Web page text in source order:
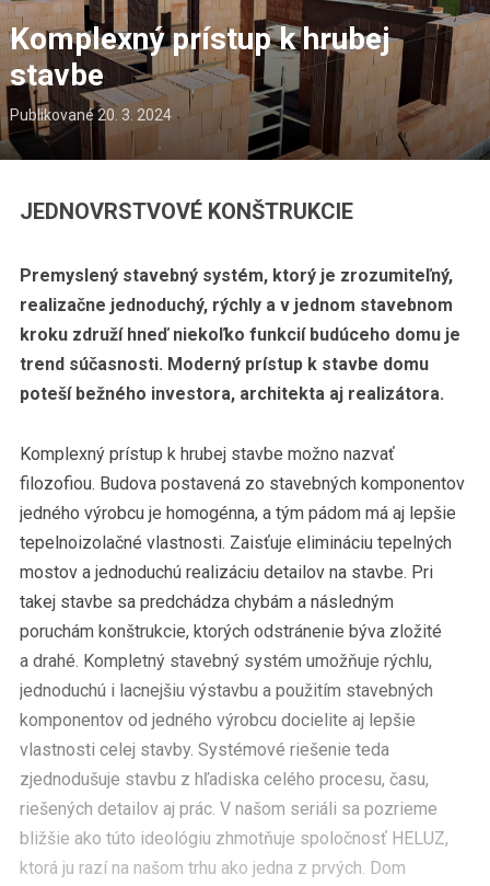
Komplexný prístup k hrubej
stavbe
Publikované20. 3. 2024
JEDNOVRSTVOVÉ KONŠTRUKCIE
Premyslený stavebný systém, ktorý je zrozumiteľný,
realizačne jednoduchý, rýchly a v jednom stavebnom
kroku združí hneď niekoľko funkcií budúceho domu je
trend súčasnosti. Moderný prístup k stavbe domu
poteší bežného investora, architekta aj realizátora.
Komplexný prístup k hrubej stavbe možno nazvať
filozofiou. Budova postavená zo stavebných komponentov
jedného výrobcu je homogénna, a tým pádom má aj lepšie
tepelnoizolačné vlastnosti. Zaisťuje elimináciu tepelných
mostov a jednoduchú realizáciu detailov na stavbe. Pri
takej stavbe sa predchádza chybám a následným
poruchám konštrukcie, ktorých odstránenie býva zložité
a drahé. Kompletný stavebný systém umožňuje rýchlu,
jednoduchú i lacnejšiu výstavbu a použitím stavebných
komponentov od jedného výrobcu docielite aj lepšie
vlastnosti celej stavby. Systémové riešenie teda
zjednodušuje stavbu z hľadiska celého procesu, času,
riešených detailov aj prác. V našom seriáli sa pozrieme
bližšie ako túto ideológiu zhmotňuje spoločnosť HELUZ,
ktorá ju razí na našom trhu ako jedna z prvých. Dom